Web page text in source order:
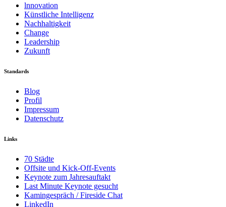
lnnovation
Künstliche Intelligenz
Nachhaltigkeit
Change
Leadership
Zukunft
Standards
Blog
Profil
Impressum
Datenschutz
Links
70 Städte
Offsite und Kick-Off-Events
Keynote zum Jahresauftakt
Last Minute Keynote gesucht
Kamingespräch / Fireside Chat
LinkedIn